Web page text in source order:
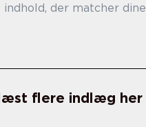
indhold, der matcher dine
flere indlæg her